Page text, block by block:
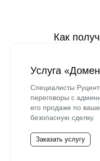
Как
Услуга
Специалисты
переговоры с
его продаже по
безопасную сделку.
Заказать услугу